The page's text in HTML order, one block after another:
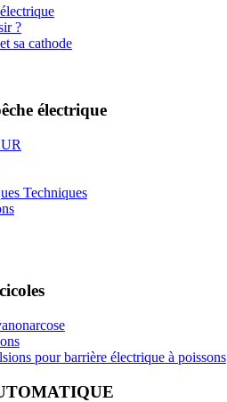
?
sa cathode
électrique
Techniques
pour barrière électrique à poissons